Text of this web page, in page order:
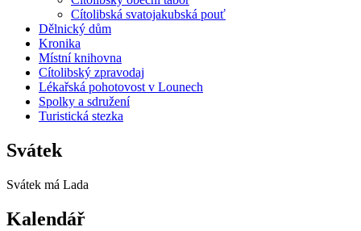
Cítolibská svatojakubská pouť
Dělnický dům
Kronika
Místní knihovna
Cítolibský zpravodaj
Lékařská pohotovost v Lounech
Spolky a sdružení
Turistická stezka
Svátek
Svátek má Lada
Kalendář